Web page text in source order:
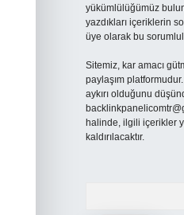
yükümlülüğümüz
yazdıkları içeriklerin
üye olarak bu
Sitemiz, kar amacı
paylaşım
aykırı olduğunu
halinde, ilgili içerikler
kaldırılacaktır.